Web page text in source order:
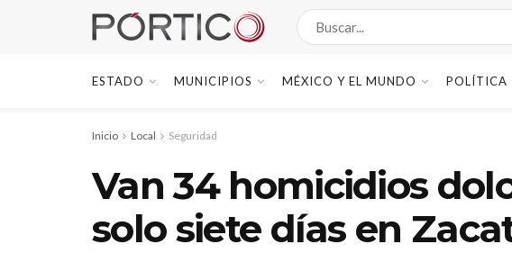
ESTADO MUNICIPIOS MÉXICO Y EL MUNDO POLÍTICA
Inicio Local Seguridad
Van 34 homicidios
solo siete días en